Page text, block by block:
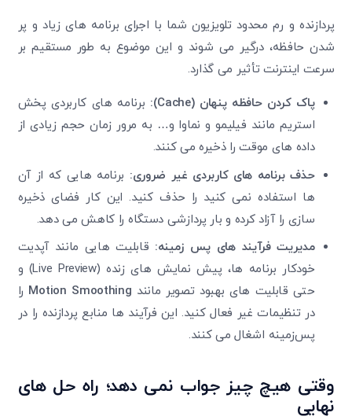
پردازنده و رم محدود تلویزیون شما با اجرای برنامه ‌های زیاد و پر
شدن حافظه، درگیر می ‌شوند و این موضوع به طور مستقیم بر
سرعت اینترنت تأثیر می ‌گذارد.
پاک کردن حافظه پنهان(Cache)
: برنامه های کاربردی پخش
استریم مانند فیلیمو و نماوا و… به مرور زمان حجم زیادی از
داده‌ های موقت را ذخیره می ‌کنند.
حذف برنامه های کاربردی غیر ضروری: برنامه ‌هایی که از آن‌
ها استفاده نمی ‌کنید را حذف کنید. این کار فضای ذخیره
‌سازی را آزاد کرده و بار پردازشی دستگاه را کاهش می‌ دهد.
مدیریت فرآیند های پس‌ زمینه: قابلیت‌ هایی مانند آپدیت
خودکار برنامه‌ ها، پیش‌ نمایش‌ های زنده
(Live Preview) و
حتی قابلیت‌ های بهبود تصویر مانند Motion Smoothing را
در تنظیمات غیر فعال کنید. این فرآیند ها منابع پردازنده را در
پس‌زمینه اشغال می ‌کنند.
وقتی هیچ چیز جواب نمی ‌دهد؛ راه ‌حل‌ های
نهایی